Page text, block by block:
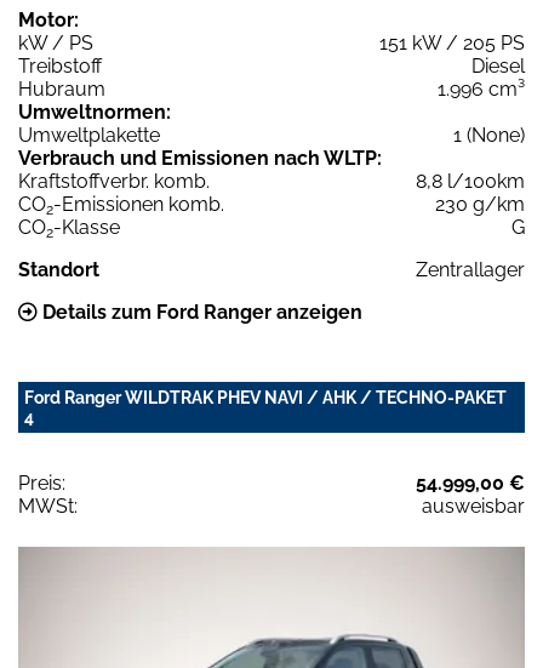
Motor:
kW / PS
151 kW / 205 PS
Treibstoff
Diesel
Hubraum
1.996 cm³
Umweltnormen:
Umweltplakette
1 (None)
Verbrauch und Emissionen nach WLTP:
Kraftstoffverbr. komb.
8,8 l/100km
CO2-Emissionen komb.
230 g/km
CO2-Klasse
G
Standort
Zentrallager
Details zum Ford Ranger anzeigen
Ford Ranger WILDTRAK PHEV NAVI / AHK / TECHNO-PAKET
4
Preis:
54.999,00 €
MWSt:
ausweisbar